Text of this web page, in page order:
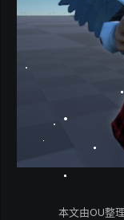
本文由OU整